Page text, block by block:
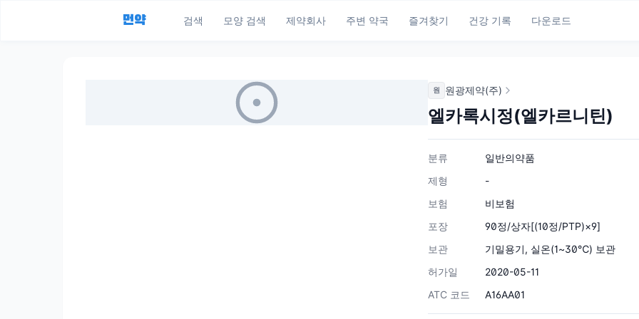
먼약 검색 모양 검색 제약회사 주변 약국 즐겨찾기 건강 기록 다운로드
원 원광제약(주)
엘카록시정(엘카르니틴)
분류
일반의약품
제형
-
보험
비보험
포장
90정/상자[(10정/PTP)×9]
보관
기밀용기, 실온(1~30℃) 보관
허가일
2020-05-11
ATC 코드
A16AA01